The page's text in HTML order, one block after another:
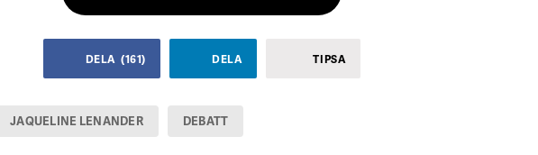
DELA (161) DELA TIPSA
JAQUELINE LENANDER DEBATT